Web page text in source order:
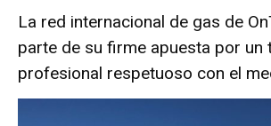
La red internacional de gas de
parte de su firme apuesta por un
profesional respetuoso con el